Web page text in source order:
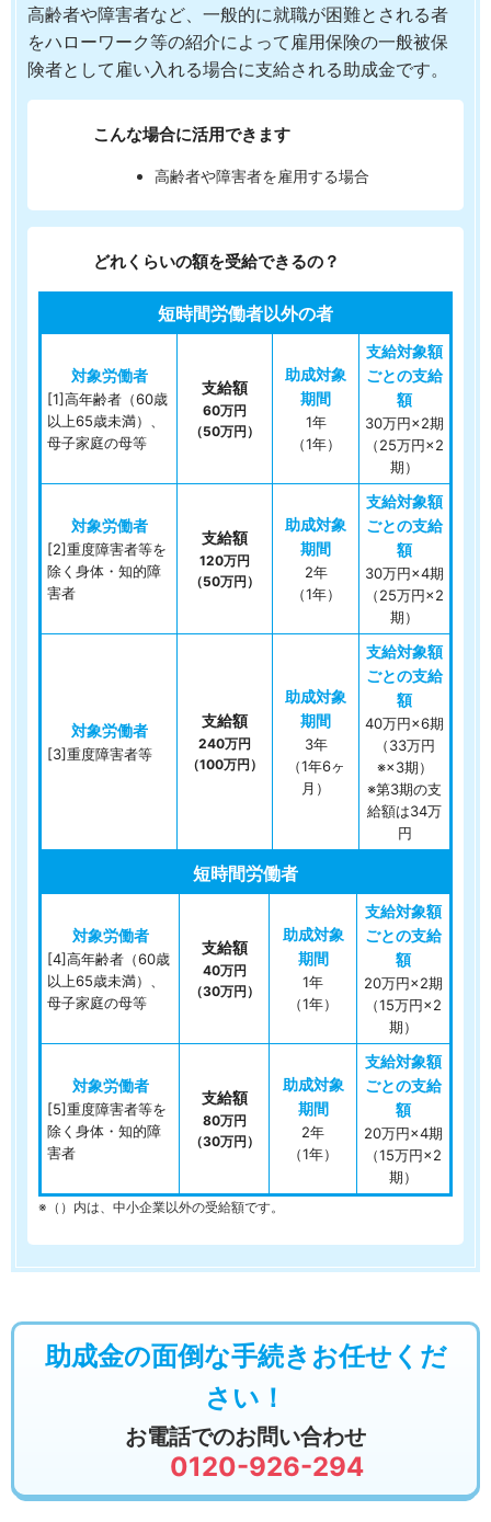
高齢者や障害者など、一般的に就職が困難とされる者
をハローワーク等の紹介によって雇用保険の一般被保
険者として雇い入れる場合に支給される助成金です。
こんな場合に活用できます
高齢者や障害者を雇用する場合
どれくらいの額を受給できるの？
短時間労働者以外の者
[1]高年齢者（60歳
以上65歳未満）、
母子家庭の母等
60万円
（50万円）
1年
（1年）
30万円×2期
（25万円×2
期）
[2]重度障害者等を
除く身体・知的障
害者
120万円
（50万円）
2年
（1年）
30万円×4期
（25万円×2
期）
[3]重度障害者等
240万円
（100万円）
3年
（1年6ヶ
月）
40万円×6期
（33万円
※×3期）
※第3期の支
給額は34万
円
短時間労働者
[4]高年齢者（60歳
以上65歳未満）、
母子家庭の母等
40万円
（30万円）
1年
（1年）
20万円×2期
（15万円×2
期）
[5]重度障害者等を
除く身体・知的障
害者
80万円
（30万円）
2年
（1年）
20万円×4期
（15万円×2
期）
※（）内は、中小企業以外の受給額です。
助成金の面倒な手続きお任せくだ
さい！
お電話でのお問い合わせ
0120-926-294